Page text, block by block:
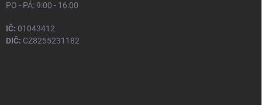
PO - PÁ: 9:00 - 16:00
IČ: 01043412
DIČ: CZ8255231182